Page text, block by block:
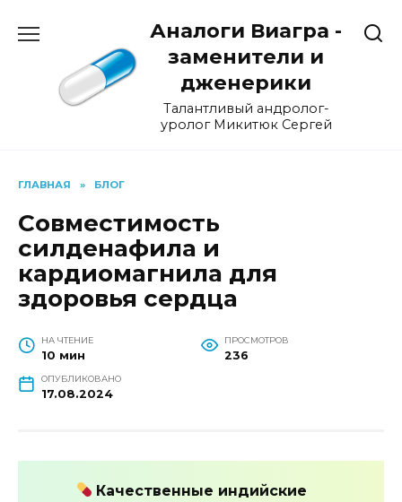
Аналоги Виагра -
заменители и
дженерики
Талантливый андролог-
уролог Микитюк Сергей
ГЛАВНАЯ » БЛОГ
Совместимость
силденафила и
кардиомагнила для
здоровья сердца
НА ЧТЕНИЕ
10 мин
ПРОСМОТРОВ
236
ОПУБЛИКОВАНО
17.08.2024
Качественные индийские